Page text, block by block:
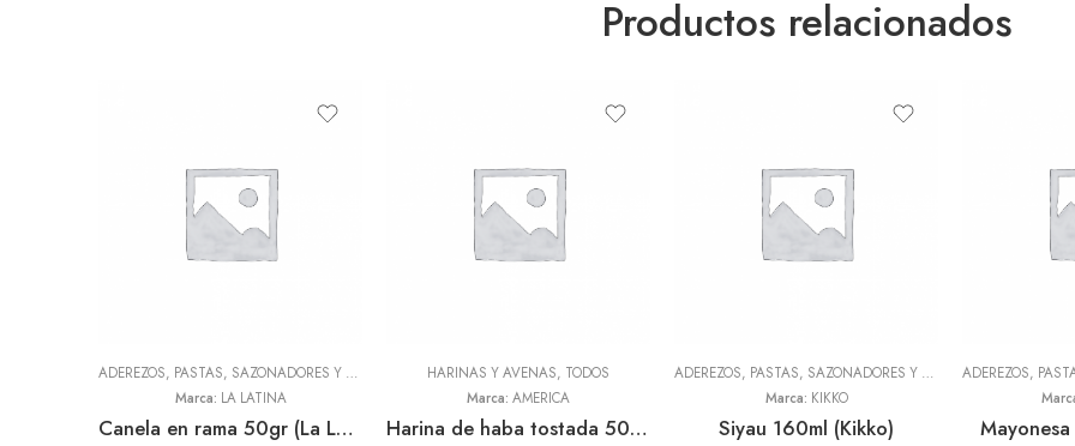
Productos relacionados
ADEREZOS, PASTAS, SAZONADORES Y CONDIMENTOS ,TODOS
Marca: LA LATINA
Canela en rama 50gr (La Latina)
HARINAS Y AVENAS, TODOS
Marca: AMERICA
Harina de haba tostada 500gr (America)
ADEREZOS, PASTAS, SAZONADORES Y CONDIMENTOS ,TODOS
Marca: KIKKO
Siyau 160ml (Kikko)